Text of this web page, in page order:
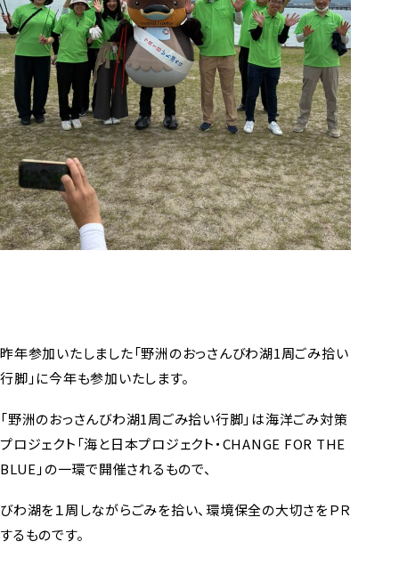
昨年参加いたしました「野洲のおっさんびわ湖1周ごみ拾い
行脚」に今年も参加いたします。
「野洲のおっさんびわ湖1周ごみ拾い行脚」は海洋ごみ対策
プロジェクト「海と日本プロジェクト・CHANGE FOR THE
BLUE」の一環で開催されるもので、
びわ湖を１周しながらごみを拾い、環境保全の大切さをＰＲ
するものです。